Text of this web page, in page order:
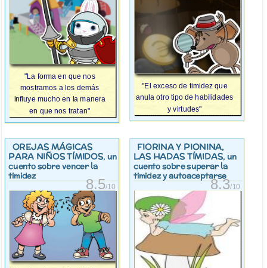
"La forma en que nos
mostramos a los demás
influye mucho en la manera
en que nos tratan"
"El exceso de timidez que
anula otro tipo de habilidades
y virtudes"
OREJAS MÁGICAS
PARA NIÑOS TÍMIDOS, un
cuento sobre vencer la
timidez
8.5/10
FIORINA Y PIONINA,
LAS HADAS TÍMIDAS, un
cuento sobre superar la
timidez y autoaceptarse
8.3/10